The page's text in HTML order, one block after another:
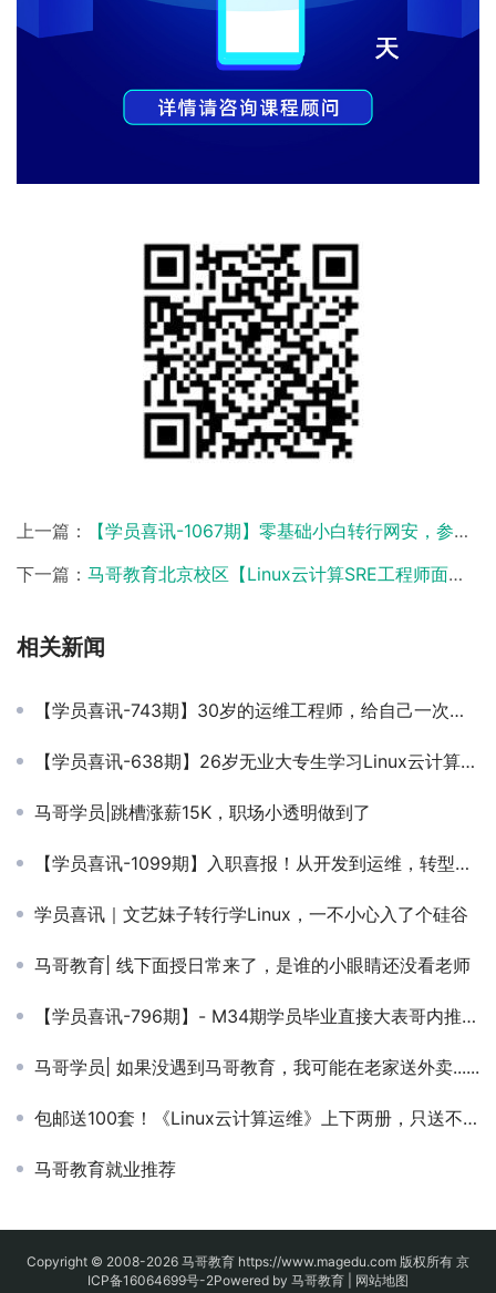
上一篇：
【学员喜讯-1067期】零基础小白转行网安，参加护网→到就业！
下一篇： 马哥教育北京校区【Linux云计算SRE工程师面授班】M60，今日开班！
相关新闻
【学员喜讯-743期】30岁的运维工程师，给自己一次折腾的机会，事实告诉你，学了马哥的课程，薪资翻了不止4倍！
【学员喜讯-638期】26岁无业大专生学习Linux云计算4个月月薪上万
马哥学员|跳槽涨薪15K，职场小透明做到了
【学员喜讯-1099期】入职喜报！从开发到运维，转型之路新起点。
学员喜讯｜文艺妹子转行学Linux，一不小心入了个硅谷
马哥教育| 线下面授日常来了，是谁的小眼睛还没看老师
【学员喜讯-796期】- M34期学员毕业直接大表哥内推，成功就业无压力！
马哥学员| 如果没遇到马哥教育，我可能在老家送外卖......
包邮送100套！《Linux云计算运维》上下两册，只送不卖！
马哥教育就业推荐
Copyright © 2008-2026 马哥教育 https://www.magedu.com 版权所有 京
ICP备16064699号-2Powered by 马哥教育 | 网站地图